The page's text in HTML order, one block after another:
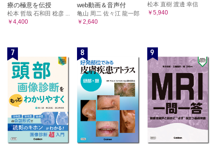
療の極意を伝授
松本 哲哉 石和田 稔彦 ...
￥4,400
web動画＆音声付
亀山 周二 佐々江 龍一郎
￥2,640
松本 直樹 渡邊 幸信
￥5,940
7 8 9